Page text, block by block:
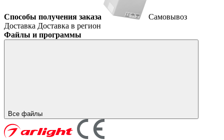
Способы получения заказа
Самовывоз
Доставка Доставка в регион
Файлы и программы
Все файлы